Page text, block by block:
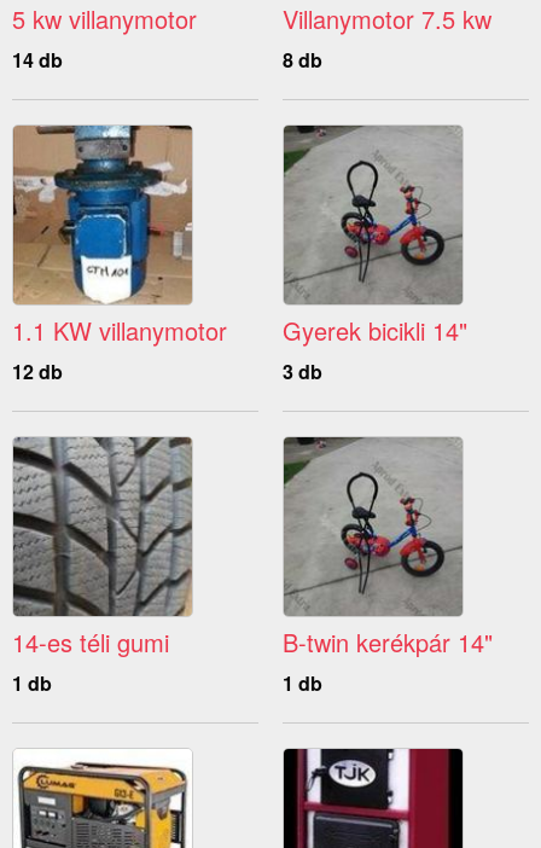
5 kw villanymotor
14 db
Villanymotor 7.5 kw
8 db
1.1 KW villanymotor
12 db
Gyerek bicikli 14"
3 db
14-es téli gumi
1 db
B-twin kerékpár 14"
1 db